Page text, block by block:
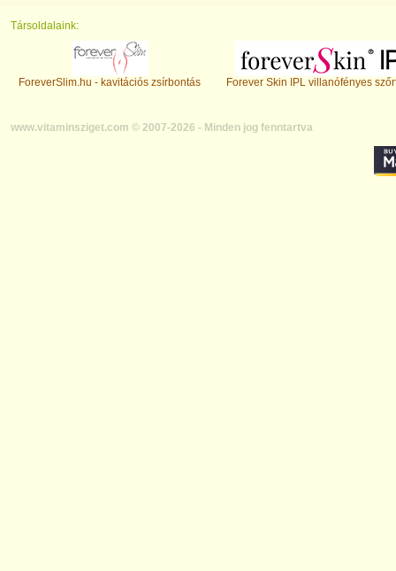
Társoldalaink:
ForeverSlim.hu - kavitációs zsírbontás Forever Skin IPL villanófényes
www.vitaminsziget.com © 2007-2026 - Minden jog fenntartva